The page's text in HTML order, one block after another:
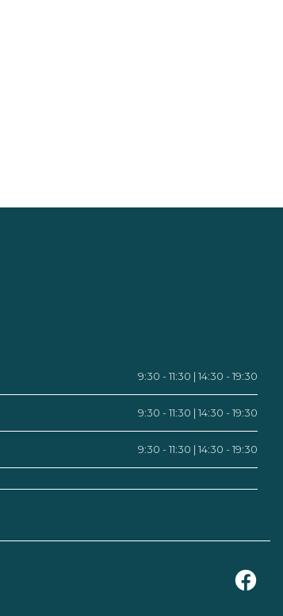
9:30 - 11:30 | 14:30 - 19:30
9:30 - 11:30 | 14:30 - 19:30
9:30 - 11:30 | 14:30 - 19:30